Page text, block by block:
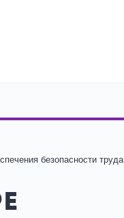
безопасности труда